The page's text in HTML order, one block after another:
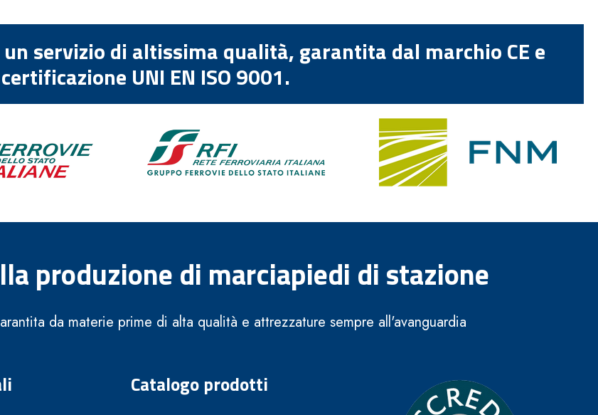
servizio di altissima qualità, garantita dal marchio CE e
UNI EN ISO 9001.
produzione di marciapiedi di stazione
da materie prime di alta qualità e attrezzature sempre all'avanguardia
Catalogo prodotti